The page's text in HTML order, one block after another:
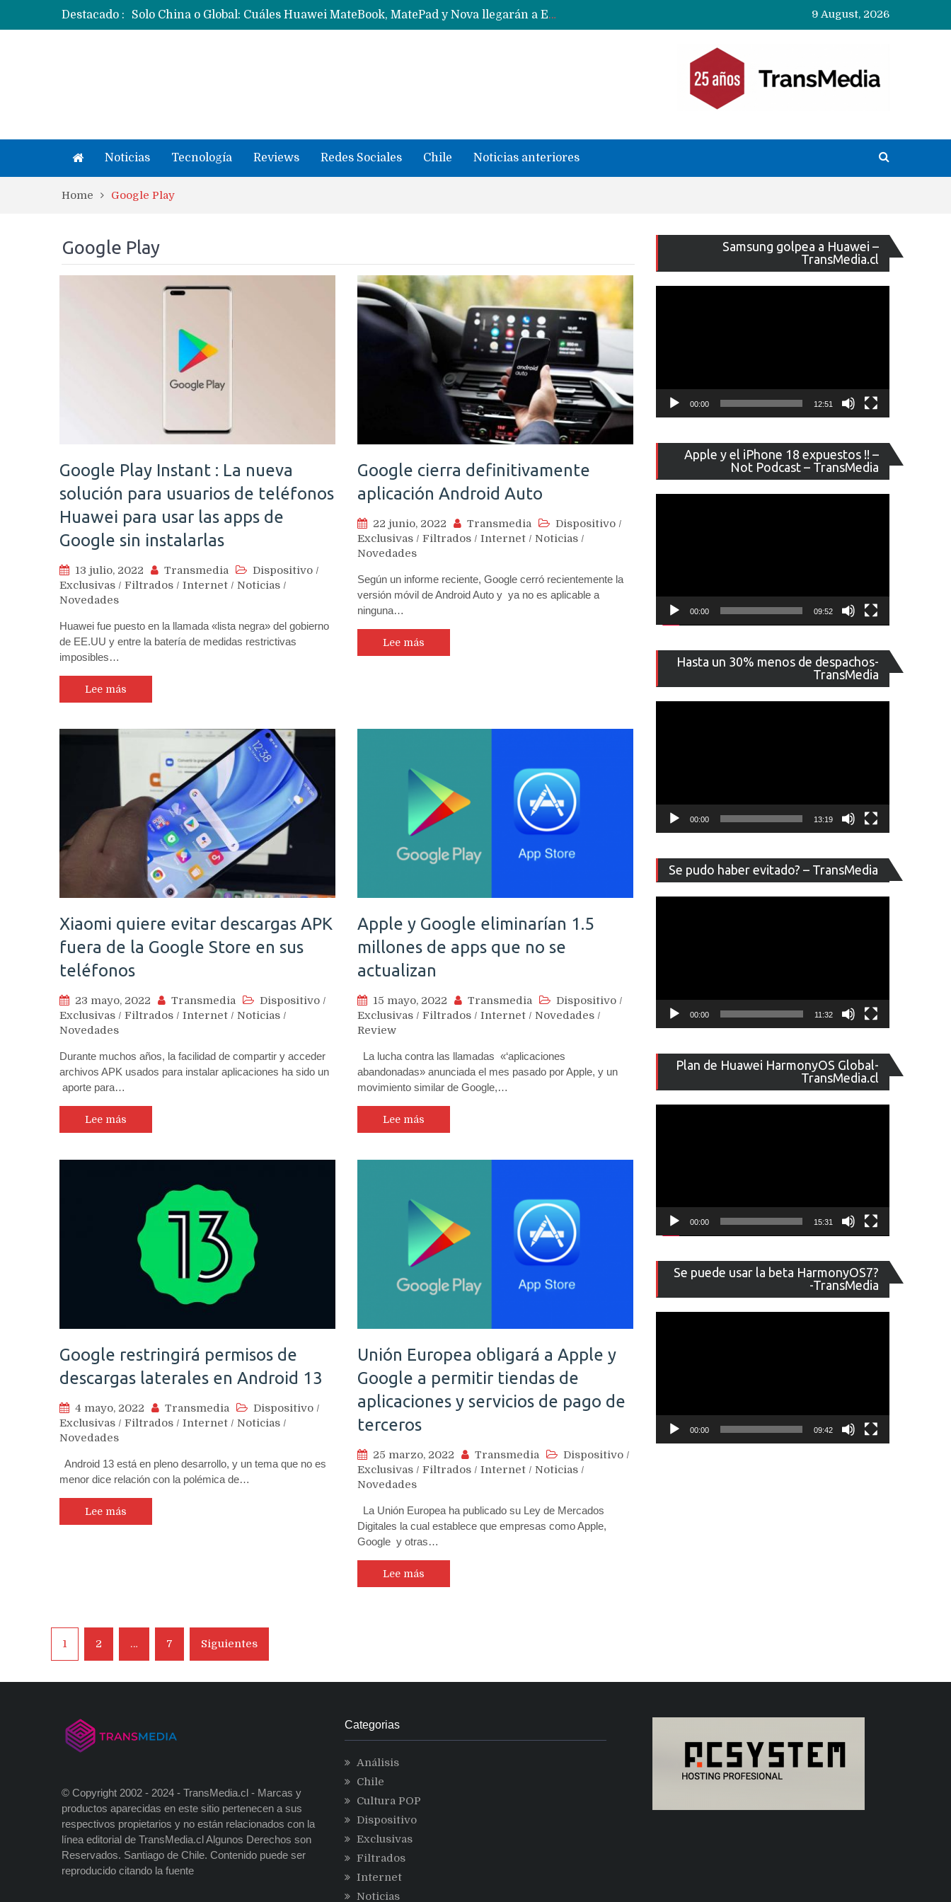
Destacado :
Solo China o Global: Cuáles Huawei MateBook, MatePad y Nova llegarán a Europa y LATAM?
Data Centers de Huawei en Chile, México, Brasil,Perú y Argentina podrían verse afectados por arremetida de EE.UU
9 August, 2026
Noticias Tecnología Reviews Redes Sociales Chile Noticias anteriores
Home Google Play
Google Play
Google Play Instant : La nueva
solución para usuarios de teléfonos
Huawei para usar las apps de
Google sin instalarlas
13 julio, 2022 Transmedia Dispositivo /
Exclusivas / Filtrados / Internet / Noticias /
Novedades
Huawei fue puesto en la llamada «lista negra» del gobierno
de EE.UU y entre la batería de medidas restrictivas
imposibles…
Lee más
Google cierra definitivamente
aplicación Android Auto
22 junio, 2022 Transmedia Dispositivo /
Exclusivas / Filtrados / Internet / Noticias /
Novedades
Según un informe reciente, Google cerró recientemente la
versión móvil de Android Auto y ya no es aplicable a
ninguna…
Lee más
Xiaomi quiere evitar descargas APK
fuera de la Google Store en sus
teléfonos
23 mayo, 2022 Transmedia Dispositivo /
Exclusivas / Filtrados / Internet / Noticias /
Novedades
Durante muchos años, la facilidad de compartir y acceder
archivos APK usados para instalar aplicaciones ha sido un
aporte para…
Lee más
Apple y Google eliminarían 1.5
millones de apps que no se
actualizan
15 mayo, 2022 Transmedia Dispositivo /
Exclusivas / Filtrados / Internet / Novedades /
Review
La lucha contra las llamadas «‘aplicaciones
abandonadas» anunciada el mes pasado por Apple, y un
movimiento similar de Google,…
Lee más
Google restringirá permisos de
descargas laterales en Android 13
4 mayo, 2022 Transmedia Dispositivo /
Exclusivas / Filtrados / Internet / Noticias /
Novedades
Android 13 está en pleno desarrollo, y un tema que no es
menor dice relación con la polémica de…
Lee más
Unión Europea obligará a Apple y
Google a permitir tiendas de
aplicaciones y servicios de pago de
terceros
25 marzo, 2022 Transmedia Dispositivo /
Exclusivas / Filtrados / Internet / Noticias /
Novedades
La Unión Europea ha publicado su Ley de Mercados
Digitales la cual establece que empresas como Apple,
Google y otras…
Lee más
Navegación
de
entradas
1 2 … 7 Siguientes
Samsung golpea a Huawei –
TransMedia.cl
de
vídeo
00:00 12:51
Apple y el iPhone 18 expuestos !! –
Not Podcast – TransMedia
de
vídeo
00:00 09:52
Hasta un 30% menos de despachos-
TransMedia
de
vídeo
00:00 13:19
Se pudo haber evitado? – TransMedia
de
vídeo
00:00 11:32
Plan de Huawei HarmonyOS Global-
TransMedia.cl
de
vídeo
00:00 15:31
Se puede usar la beta HarmonyOS7?
-TransMedia
de
vídeo
00:00 09:42
© Copyright 2002 - 2024 - TransMedia.cl - Marcas y
productos aparecidas en este sitio pertenecen a sus
respectivos propietarios y no están relacionados con la
línea editorial de TransMedia.cl Algunos Derechos son
Reservados. Santiago de Chile. Contenido puede ser
reproducido citando la fuente
Categorias
Análisis
Chile
Cultura POP
Dispositivo
Exclusivas
Filtrados
Internet
Noticias